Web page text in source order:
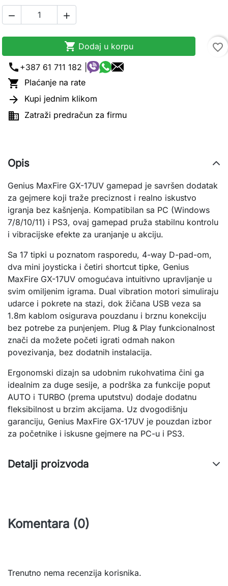
 
 Dodaj u korpu
favorite_border
call +387 61 711 182 |
 Plaćanje na rate
 Kupi jednim klikom
 Zatraži predračun za firmu
Opis
Genius MaxFire GX-17UV gamepad je savršen dodatak
za gejmere koji traže preciznost i realno iskustvo
igranja bez kašnjenja. Kompatibilan sa PC (Windows
7/8/10/11) i PS3, ovaj gamepad pruža stabilnu kontrolu
i vibracijske efekte za uranjanje u akciju.
Sa 17 tipki u poznatom rasporedu, 4-way D-pad-om,
dva mini joysticka i četiri shortcut tipke, Genius
MaxFire GX-17UV omogućava intuitivno upravljanje u
svim omiljenim igrama. Dual vibration motori simuliraju
udarce i pokrete na stazi, dok žičana USB veza sa
1.8m kablom osigurava pouzdanu i brznu konekciju
bez potrebe za punjenjem. Plug & Play funkcionalnost
znači da možete početi igrati odmah nakon
povezivanja, bez dodatnih instalacija.
Ergonomski dizajn sa udobnim rukohvatima čini ga
idealnim za duge sesije, a podrška za funkcije poput
AUTO i TURBO (prema uputstvu) dodaje dodatnu
fleksibilnost u brzim akcijama. Uz dvogodišnju
garanciju, Genius MaxFire GX-17UV je pouzdan izbor
za početnike i iskusne gejmere na PC-u i PS3.
Detalji proizvoda
Komentara (0)
Trenutno nema recenzija korisnika.